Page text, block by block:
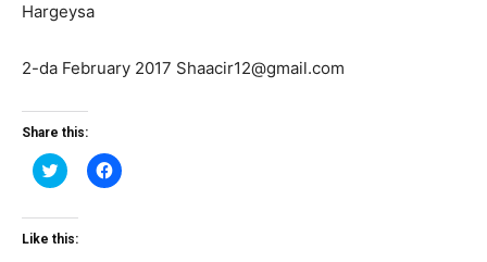
Hargeysa
2-da February 2017 Shaacir12@gmail.com
Share this:
Click
to
Twitter
(Opens
Click
to
Like this: